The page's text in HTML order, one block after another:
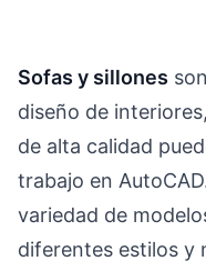
Sofas y sillones
diseño de
de alta calidad
trabajo en
variedad de
diferentes estilos y